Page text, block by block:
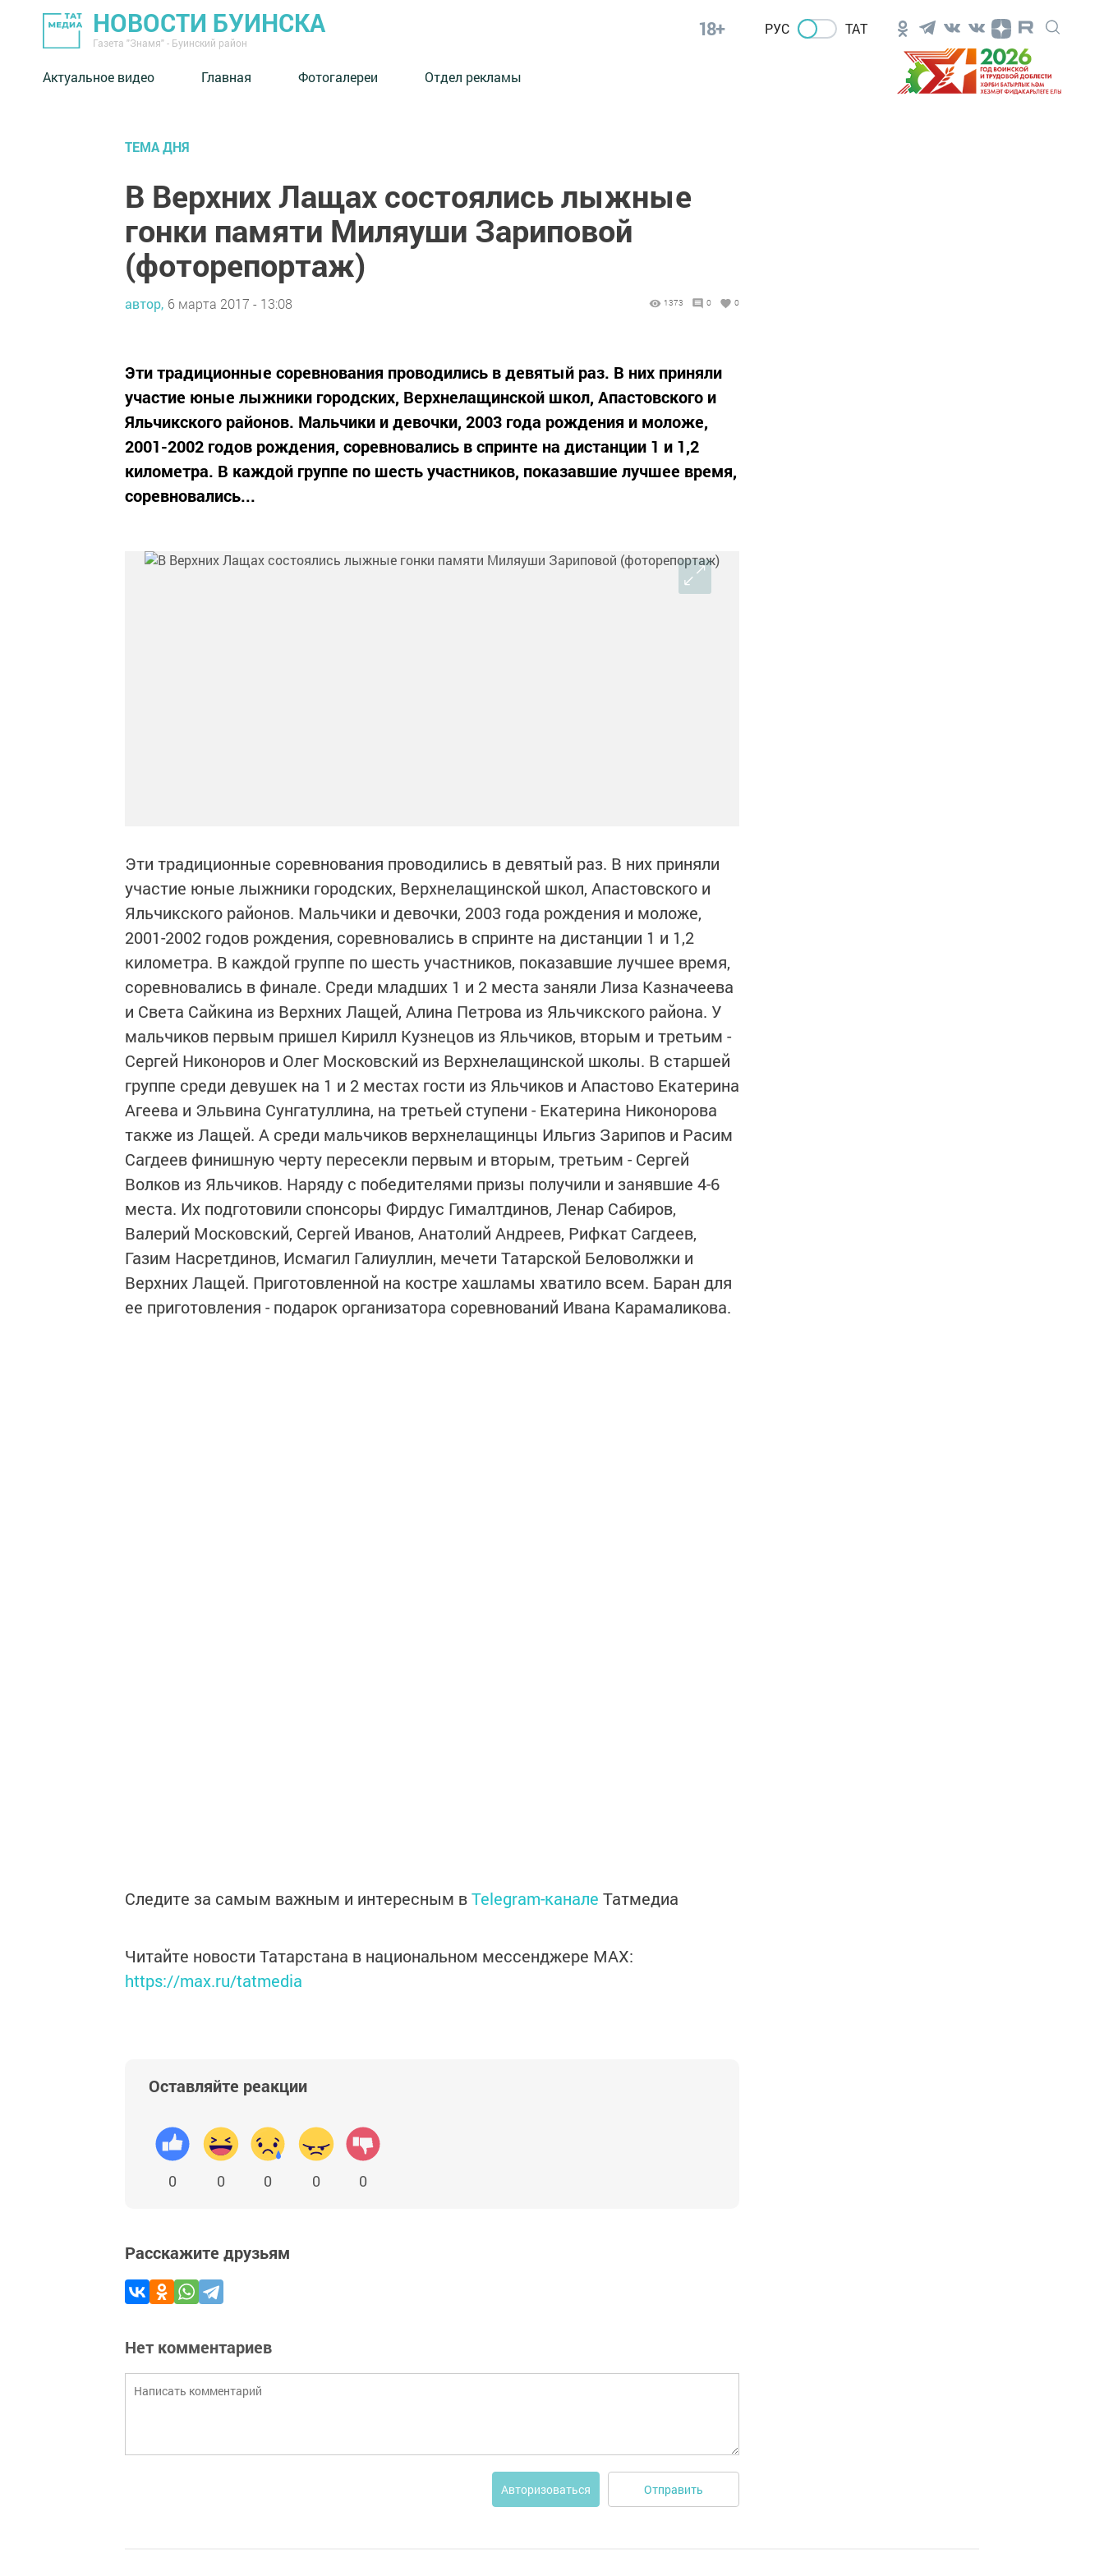
НОВОСТИ БУИНСКА
Газета "Знамя" - Буинский район
18+ РУС ТАТ
Актуальное видео Главная Фотогалереи Отдел рекламы
ТЕМА ДНЯ
В Верхних Лащах состоялись лыжные
гонки памяти Миляуши Зариповой
(фоторепортаж)
автор, 6 марта 2017 - 13:08 1373 0 0
Эти традиционные соревнования проводились в девятый раз. В них приняли
участие юные лыжники городских, Верхнелащинской школ, Апастовского и
Яльчикского районов. Мальчики и девочки, 2003 года рождения и моложе,
2001-2002 годов рождения, соревновались в спринте на дистанции 1 и 1,2
километра. В каждой группе по шесть участников, показавшие лучшее время,
соревновались...
Эти традиционные соревнования проводились в девятый раз. В них приняли
участие юные лыжники городских, Верхнелащинской школ, Апастовского и
Яльчикского районов. Мальчики и девочки, 2003 года рождения и моложе,
2001-2002 годов рождения, соревновались в спринте на дистанции 1 и 1,2
километра. В каждой группе по шесть участников, показавшие лучшее время,
соревновались в финале. Среди младших 1 и 2 места заняли Лиза Казначеева
и Света Сайкина из Верхних Лащей, Алина Петрова из Яльчикского района. У
мальчиков первым пришел Кирилл Кузнецов из Яльчиков, вторым и третьим -
Сергей Никоноров и Олег Московский из Верхнелащинской школы. В старшей
группе среди девушек на 1 и 2 местах гости из Яльчиков и Апастово Екатерина
Агеева и Эльвина Сунгатуллина, на третьей ступени - Екатерина Никонорова
также из Лащей. А среди мальчиков верхнелащинцы Ильгиз Зарипов и Расим
Сагдеев финишную черту пересекли первым и вторым, третьим - Сергей
Волков из Яльчиков. Наряду с победителями призы получили и занявшие 4-6
места. Их подготовили спонсоры Фирдус Гималтдинов, Ленар Сабиров,
Валерий Московский, Сергей Иванов, Анатолий Андреев, Рифкат Сагдеев,
Газим Насретдинов, Исмагил Галиуллин, мечети Татарской Беловолжки и
Верхних Лащей. Приготовленной на костре хашламы хватило всем. Баран для
ее приготовления - подарок организатора соревнований Ивана Карамаликова.
Следите за самым важным и интересным вTelegram-канале Татмедиа
Читайте новости Татарстана в национальном мессенджере MАХ:
https://max.ru/tatmedia
Оставляйте реакции
0 0 0 0 0
Расскажите друзьям
Нет комментариев
Авторизоваться Отправить